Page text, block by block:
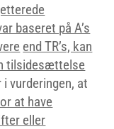
baseret på A’s
end TR’s, kan
tilsidesættelse
i vurderingen, at
at have
eller